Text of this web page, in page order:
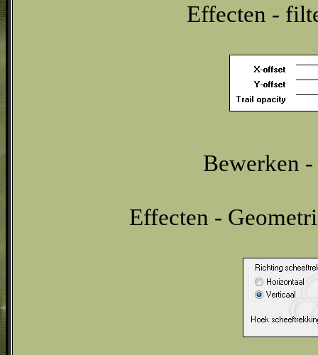
Effecten -
Bewerken
Effecten -